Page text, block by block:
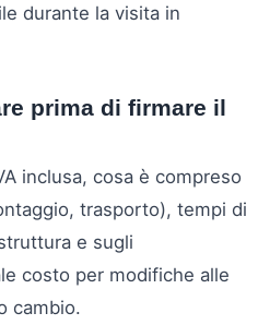
durante la visita in
prima di firmare il
inclusa, cosa è compreso
trasporto), tempi di
e sugli
costo per modifiche alle
cambio.